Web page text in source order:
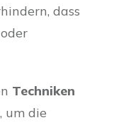
dass
Techniken
um die